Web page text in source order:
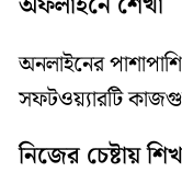
অনলাইনের
সফটওয়্যারটি
নিজের চেষ্টায়